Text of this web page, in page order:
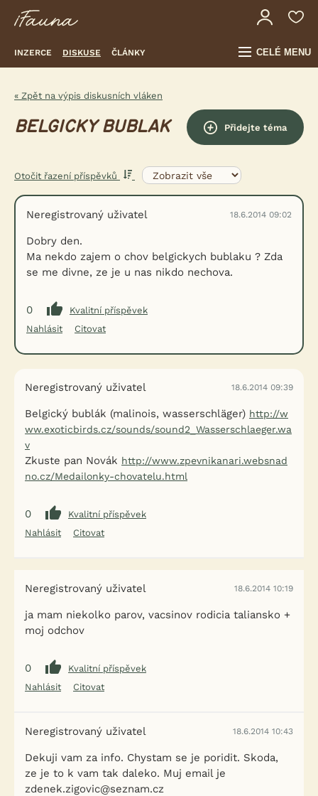
INZERCE DISKUSE ČLÁNKY CELÉ MENU
« Zpět na výpis diskusních vláken
BELGICKY BUBLAK Přidejte téma
Otočit řazení příspěvků
Neregistrovaný uživatel 18.6.2014 09:02
Dobry den.
Ma nekdo zajem o chov belgickych bublaku ? Zda
se me divne, ze je u nas nikdo nechova.
0
Kvalitní příspěvek
Nahlásit
Citovat
Neregistrovaný uživatel 18.6.2014 09:39
Belgický bublák (malinois, wasserschläger) http://w
ww.exoticbirds.cz/sounds/sound2_Wasserschlaeger.wa
v
Zkuste pan Novák http://www.zpevnikanari.websnad
no.cz/Medailonky-chovatelu.html
0
Kvalitní příspěvek
Nahlásit
Citovat
Neregistrovaný uživatel 18.6.2014 10:19
ja mam niekolko parov, vacsinov rodicia taliansko +
moj odchov
0
Kvalitní příspěvek
Nahlásit
Citovat
Neregistrovaný uživatel 18.6.2014 10:43
Dekuji vam za info. Chystam se je poridit. Skoda,
ze je to k vam tak daleko. Muj email je
zdenek.zigovic@seznam.cz